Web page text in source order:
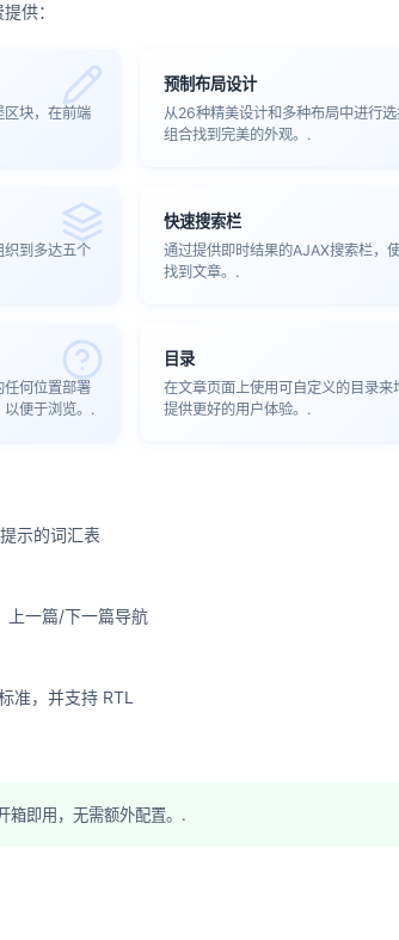
供：
块，在前端
预制布局设计
从26种精美设计和多种布局中进行
组合找到完美的外观。.
到多达五个
快速搜索栏
通过提供即时结果的AJAX搜索栏，
找到文章。.
何位置部署
便于浏览。.
目录
在文章页面上使用可自定义的目录来
提供更好的用户体验。.
示的词汇表
上一篇/下一篇导航
准，并支持 RTL
箱即用，无需额外配置。.